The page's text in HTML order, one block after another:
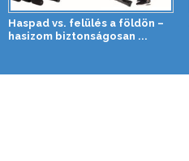
Haspad vs. felülés a földön –
hasizom biztonságosan ...